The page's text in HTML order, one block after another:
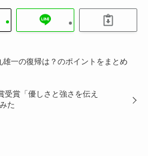
雄一の復帰は？のポイントをまとめ
賞「優しさと強さを伝え
た